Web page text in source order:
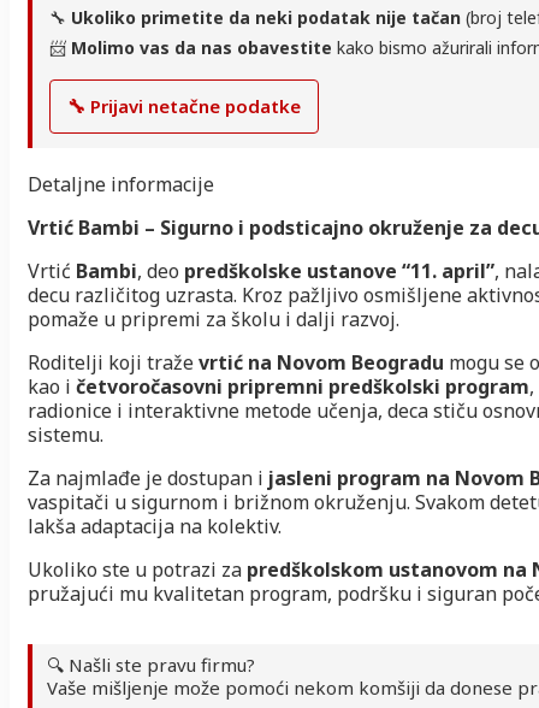
🔧 Ukoliko primetite da neki podatak nije tačan (broj
📨 Molimo vas da nas obavestite kako bismo ažurirali
🔧 Prijavi netačne podatke
Detaljne informacije
Vrtić Bambi – Sigurno i podsticajno okruženje za
Vrtić Bambi, deo predškolske ustanove “11. april”,
decu različitog uzrasta. Kroz pažljivo osmišljene
pomaže u pripremi za školu i dalji razvoj.
Roditelji koji traževrtić na Novom Beogradu mogu se
kao i četvoročasovni pripremni predškolski program
radionice i interaktivne metode učenja, deca stiču
sistemu.
Za najmlađe je dostupan i jasleni program na Novom
vaspitači u sigurnom i brižnom okruženju. Svakom
lakša adaptacija na kolektiv.
Ukoliko ste u potrazi za predškolskom ustanovom na
pružajući mu kvalitetan program, podršku i siguran
🔍 Našli ste pravu firmu?
Vaše mišljenje može pomoći nekom komšiji da donese